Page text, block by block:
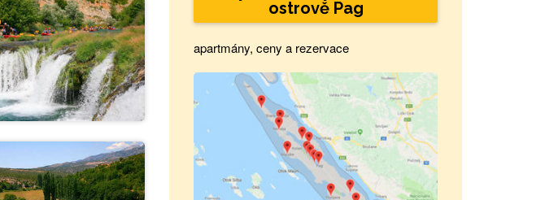
ostrově Pag
apartmány, ceny a rezervace